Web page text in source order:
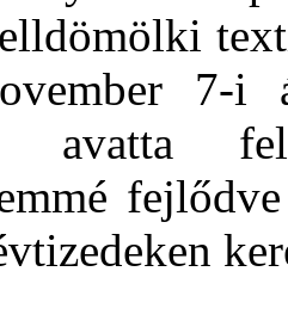
7-i
avatta